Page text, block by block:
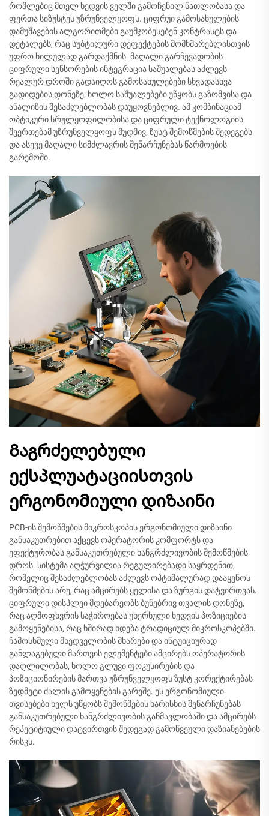
რომლებიც მთელ ხედვის ველში გამოჩენილ ნათლობასა და
ფერთა სიზუსტეს უზრუნველყოფს. ციფრუი გამოსახულების
დამუშავების ალგორითმები გაუმჯობესებენ კონტრასტს და
დეტალებს, რაც სუბტილური დეფექტების მომხმარებლისთვის
უფრო ხილულად გარდაქმნის. მაღალი გარჩევადობის
ციფრული სენსორების ინტეგრაცია საშუალებას აძლევს
რეალურ დროში გადაიღოს გამოსახულებები სხვადასხვა
გადიდების დონეზე, ხოლო საშუალებები უწყობს გაზომვისა და
ანალიზის შესაძლებლობას დაუყოვნებლივ. ამ კომბინაციამ
ოპტიკური სრულყოფილობისა და ციფრული ტექნოლოგიის
შეერთებამ უზრუნველყოფს მუდმივ, ზუსტ შემოწმების შედეგებს
და ასევე მაღალი სიმძლავრის შენარჩუნებას წარმოების
გარემოში.
Გაგრძელებული
ექსპლუატაციისთვის
ერგონომიული დიზაინი
PCB-ის შემოწმების მიკროსკოპის ერგონომიული დიზაინი
განსაკუთრებით აქცევს ოპერატორის კომფორტს და
ეფექტურობას განსაკუთრებული ხანგრძლივობის შემოწმების
დროს. სისტემა აღჭურვილია რეგულირებადი საყრდენით,
რომელიც შესაძლებლობას აძლევს ოპტიმალურად დააყენოს
შემოწმების არე, რაც ამცირებს ყელისა და ზურგის დატვირთვას.
ციფრული დისპლეი მდებარეობს ბუნებრივ თვალის დონეზე,
რაც აღმოფხვრის საჭიროებას უხერხული ხედვის პოზიციების
გამოყენებისა, რაც ხშირად ხდება ტრადიციულ მიკროსკოპებში.
ჩამოსხმული მხედველობის მხარები და ინტუიციურად
განლაგებული მართვის ელემენტები ამცირებს ოპერატორის
დაღლილობას, ხოლო გლუვი ფოკუსირების და
პოზიციონირების მართვა უზრუნველყოფს ზუსტ კორექტირებას
ზედმეტი ძალის გამოყენების გარეშე. ეს ერგონომიული
თვისებები ხელს უწყობს შემოწმების ხარისხის შენარჩუნებას
განსაკუთრებული ხანგრძლივობის განმავლობაში და ამცირებს
რეპეტიტიული დატვირთვის შედეგად გამოწვეული დაზიანებების
რისკს.